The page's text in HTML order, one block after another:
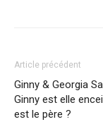
Article précédent
Ginny & Georgia
Ginny est elle
est le père ?